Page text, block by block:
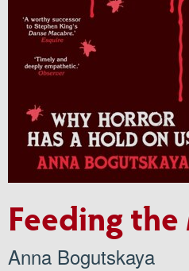
Feeding
Anna Bogutskaya